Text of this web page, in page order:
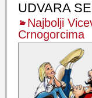
UDVARA
Najbolji
Crnogorcima